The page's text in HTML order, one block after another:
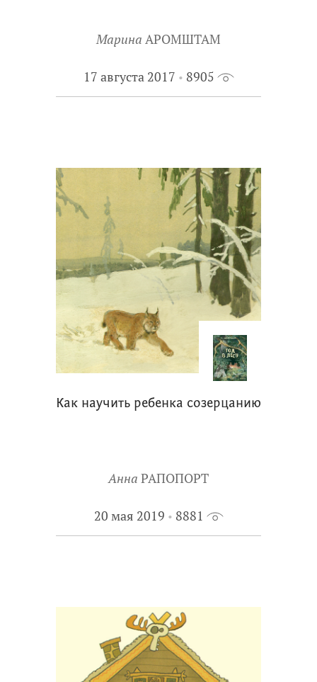
Марина АРОМШТАМ
17 августа 2017 8905
Как научить ребенка созерцанию
Анна РАПОПОРТ
20 мая 2019 8881